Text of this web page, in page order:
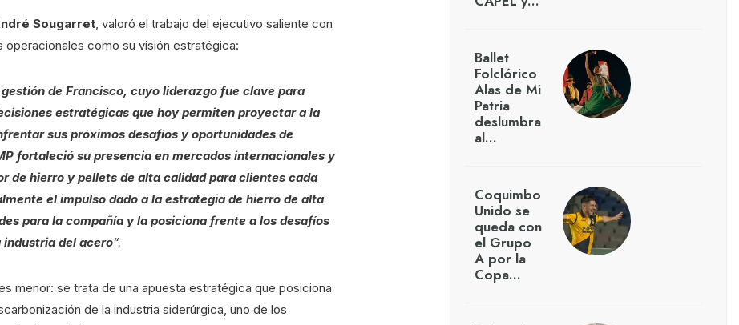
Sougarret, valoró el trabajo del ejecutivo saliente con
como su visión estratégica:
de Francisco, cuyo liderazgo fue clave para
estratégicas que hoy permiten proyectar a la
sus próximos desafíos y oportunidades de
fortaleció su presencia en mercados internacionales y
de hierro y pellets de alta calidad para clientes cada
el impulso dado a la estrategia de hierro de alta
para la compañía y la posiciona frente a los desafíos
del acero“.
menor: se trata de una apuesta estratégica que posiciona
de la industria siderúrgica, uno de los
Ballet
Folclórico
Alas de Mi
Patria
deslumbra
al…
Coquimbo
Unido se
queda con
el Grupo
A por la
Copa…